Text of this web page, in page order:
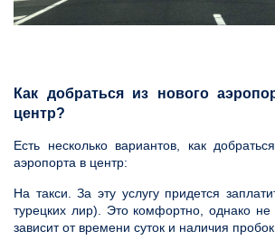
Как добраться из нового
центр?
Есть несколько вариантов, как
аэропорта в центр:
На такси. За эту услугу придется
турецких лир). Это комфортно, однако не
зависит от времени суток и наличия